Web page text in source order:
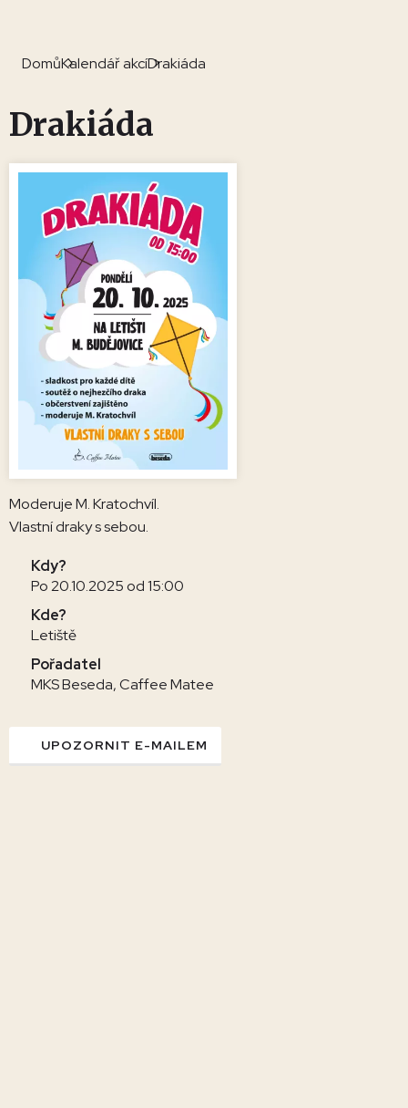
DomůKalendář akcíDrakiáda
Drakiáda
Moderuje M. Kratochvíl.
Vlastní draky s sebou.
Kdy?
Po 20.10.2025 od 15:00
Kde?
Letiště
Pořadatel
MKS Beseda, Caffee Matee
UPOZORNIT E-MAILEM